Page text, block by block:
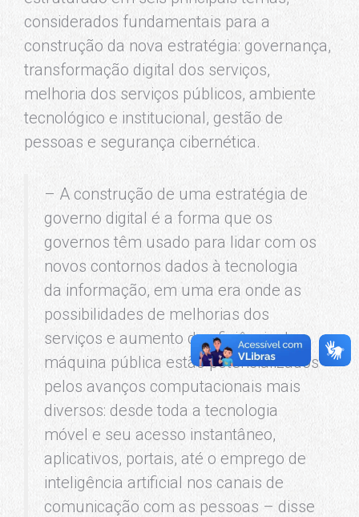
considerados fundamentais para a
construção da nova estratégia: governança,
transformação digital dos serviços,
melhoria dos serviços públicos, ambiente
tecnológico e institucional, gestão de
pessoas e segurança cibernética.
– A construção de uma estratégia de
governo digital é a forma que os
governos têm usado para lidar com os
novos contornos dados à tecnologia
da informação, em uma era onde as
possibilidades de melhorias dos
serviços e aumento da eficiência da
máquina pública estão potencializados
pelos avanços computacionais mais
diversos: desde toda a tecnologia
móvel e seu acesso instantâneo,
aplicativos, portais, até o emprego de
inteligência artificial nos canais de
comunicação com as pessoas – disse